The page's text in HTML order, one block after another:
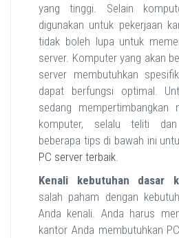
yang tinggi. Selain
digunakan untuk pekerjaan
tidak boleh lupa untuk
server. Komputer yang akan
server membutuhkan
dapat berfungsi optimal.
sedang mempertimbangkan
komputer, selalu teliti dan
beberapa tips di bawah ini
PC server terbaik.
Kenali kebutuhan dasar
salah paham dengan
Anda kenali. Anda harus
kantor Anda membutuhkan